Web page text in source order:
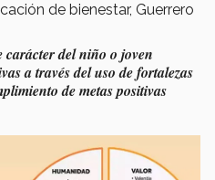
de bienestar, Guerrero
del niño o joven
a través del uso de fortalezas
de metas positivas